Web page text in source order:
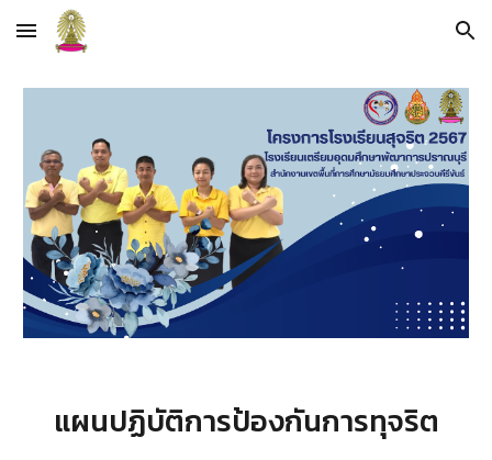
Skip to main content Skip to navigation
แผนปฏิบัติการป้องกันการทุจริต